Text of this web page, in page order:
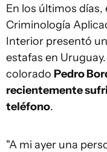
En los últimos días,
Criminología
Interior presentó
estafas en
colorado Pedro
recientemente
teléfono.
"A mi ayer una